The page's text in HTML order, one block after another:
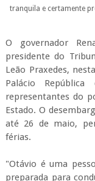
tranquila e certamente
O governador
presidente do
Leão Praxedes,
Palácio
representantes do
Estado. O
até 26 de maio,
férias.
"Otávio é uma
preparada para